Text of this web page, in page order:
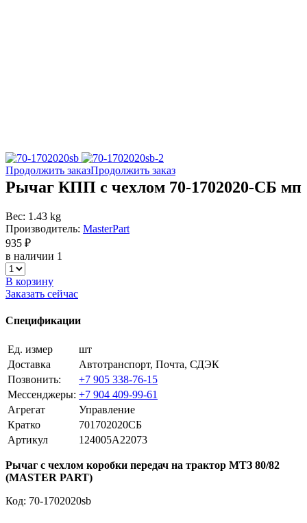
Продолжить заказПродолжить заказ
Рычаг КПП с чехлом 70-1702020-СБ мп
Вес: 1.43 kg
Производитель: MasterPart
935 ₽
в наличии 1
В корзину
Заказать сейчас
Спецификации
Ед. измер
шт
Доставка
Автотранспорт, Почта, СДЭК
Позвонить:
+7 905 338-76-15
Мессенджеры: +7 904 409-99-61
Агрегат
Управление
Кратко
701702020СБ
Артикул
124005A22073
Рычаг с чехлом коробки передач на трактор МТЗ 80/82
(MASTER PART)
Код: 70-1702020sb